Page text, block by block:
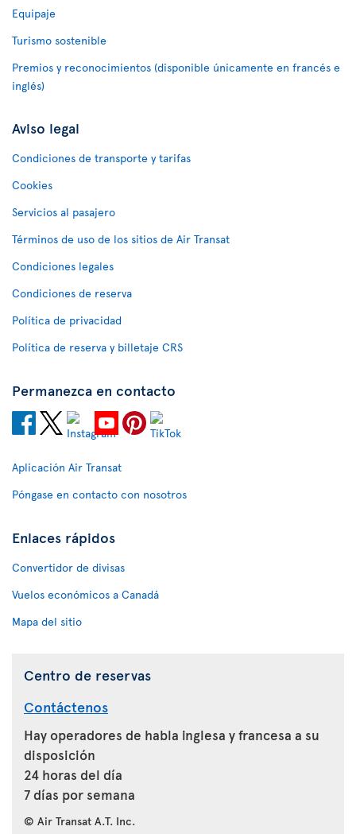
Equipaje
Turismo sostenible
Premios y reconocimientos (disponible únicamente en francés e
inglés)
Aviso legal
Condiciones de transporte y tarifas
Cookies
Servicios al pasajero
Términos de uso de los sitios de Air Transat
Condiciones legales
Condiciones de reserva
Política de privacidad
Política de reserva y billetaje CRS
Permanezca en contacto
Aplicación Air Transat
Póngase en contacto con nosotros
Enlaces rápidos
Convertidor de divisas
Vuelos económicos a Canadá
Mapa del sitio
Centro de reservas
Contáctenos
Hay operadores de habla inglesa y francesa a su
disposición
24 horas del día
7 días por semana
© Air Transat A.T. Inc.